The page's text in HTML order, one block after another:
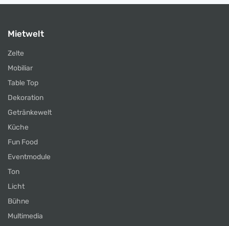
Mietwelt
Zelte
Mobiliar
Table Top
Dekoration
Getränkewelt
Küche
Fun Food
Eventmodule
Ton
Licht
Bühne
Multimedia